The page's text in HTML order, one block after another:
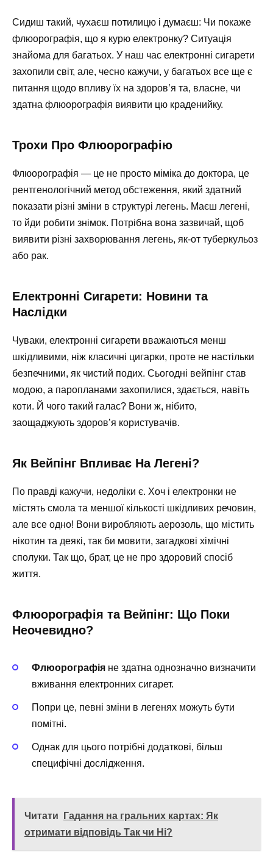
Сидиш такий, чухаєш потилицю і думаєш: Чи покаже
флюорографія, що я курю електронку? Ситуація
знайома для багатьох. У наш час електронні сигарети
захопили світ, але, чесно кажучи, у багатьох все ще є
питання щодо впливу їх на здоров’я та, власне, чи
здатна флюорографія виявити цю краденийку.
Трохи Про Флюорографію
Флюорографія — це не просто міміка до доктора, це
рентгенологічний метод обстеження, який здатний
показати різні зміни в структурі легень. Маєш легені,
то йди робити знімок. Потрібна вона зазвичай, щоб
виявити різні захворювання легень, як-от туберкульоз
або рак.
Електронні Сигарети: Новини та
Наслідки
Чуваки, електронні сигарети вважаються менш
шкідливими, ніж класичні цигарки, проте не настільки
безпечними, як чистий подих. Сьогодні вейпінг став
модою, а паропланами захопилися, здається, навіть
коти. Й чого такий галас? Вони ж, нібито,
заощаджують здоров’я користувачів.
Як Вейпінг Впливає На Легені?
По правді кажучи, недоліки є. Хоч і електронки не
містять смола та меншої кількості шкідливих речовин,
але все одно! Вони виробляють аерозоль, що містить
нікотин та деякі, так би мовити, загадкові хімічні
сполуки. Так що, брат, це не про здоровий спосіб
життя.
Флюорографія та Вейпінг: Що Поки
Неочевидно?
Флюорографія не здатна однозначно визначити
вживання електронних сигарет.
Попри це, певні зміни в легенях можуть бути
помітні.
Однак для цього потрібні додаткові, більш
специфічні дослідження.
Читати
Гадання на гральних картах: Як
отримати відповідь Так чи Ні?